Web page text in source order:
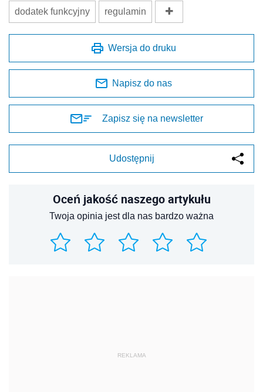
dodatek funkcyjny regulamin
Wersja do druku
Napisz do nas
Zapisz się na newsletter
Udostępnij
Oceń jakość naszego artykułu
Twoja opinia jest dla nas bardzo ważna
REKLAMA